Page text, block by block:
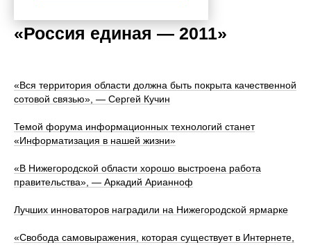
«Россия единая — 2011»
«Вся территория области должна быть покрыта качественной
сотовой связью», — Сергей Кучин
Темой форума информационных технологий станет
«Информатизация в нашей жизни»
«В Нижегородской области хорошо выстроена работа
правительства», — Аркадий Арианноф
Лучших инноваторов наградили на Нижегородской ярмарке
«Свобода самовыражения, которая существует в Интернете,